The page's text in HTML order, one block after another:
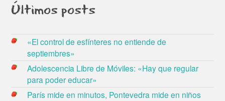
Últimos posts
«El control de esfínteres no entiende de
septiembres»
Adolescencia Libre de Móviles: «Hay que regular
para poder educar»
París mide en minutos, Pontevedra mide en niños